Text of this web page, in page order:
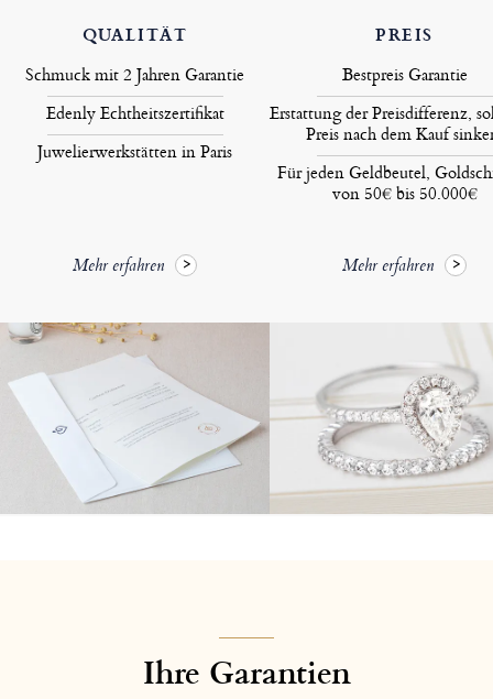
QUALITÄT
Schmuck mit 2 Jahren Garantie
Edenly Echtheitszertifikat
Juwelierwerkstätten in Paris
Mehr erfahren
PREIS
Bestpreis Garantie
Erstattung der Preisdifferenz,
Preis nach dem Kauf
Für jeden Geldbeutel,
von 50€ bis 50.000€
Mehr erfahren
Ihre Garantien